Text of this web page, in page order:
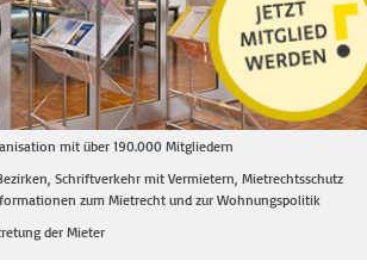
mit über 190.000 Mitgliedern
Schriftverkehr mit Vermietern, Mietrechtsschutz
zum Mietrecht und zur Wohnungspolitik
der Mieter